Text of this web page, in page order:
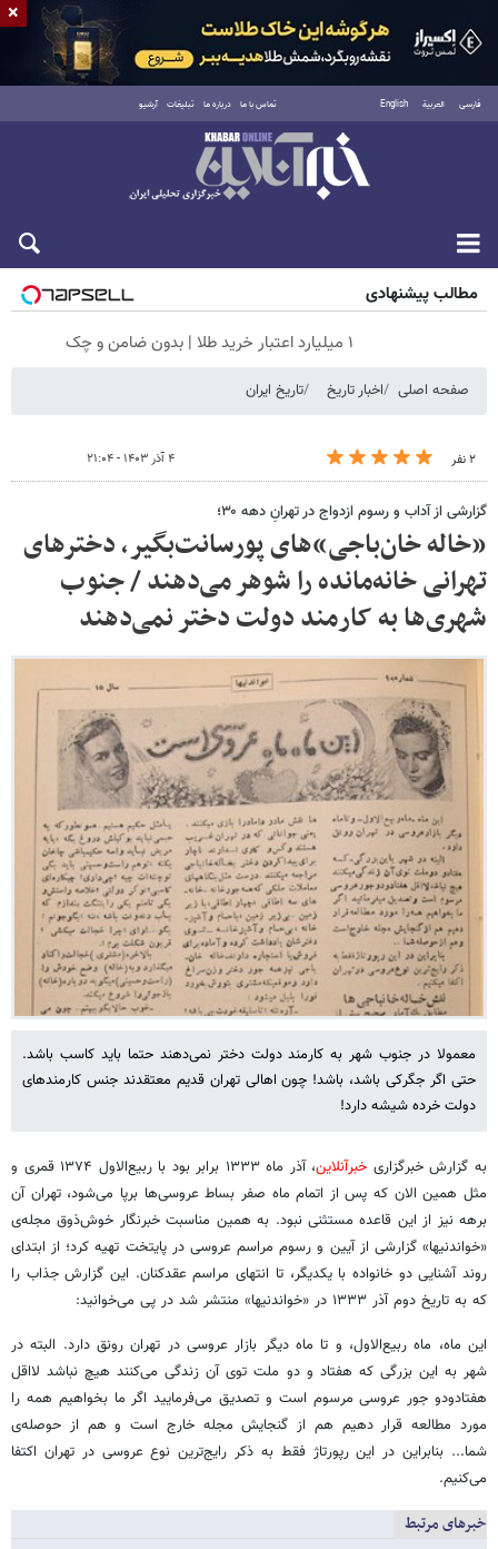
فارسی العربية English تماس با ما درباره ما تبلیغات آرشیو
پنجشنبه ۱۵ مرداد ۱۴۰۵
مطالب پیشنهادی
۱ میلیارد اعتبار خرید طلا | بدون ضامن و چک
صفحه اصلی اخبار تاریخ تاریخ ایران
۲ نفر ۴ آذر ۱۴۰۳ - ۲۱:۰۴
گزارشی از آداب و رسوم ازدواج در تهرانِ دهه ۳۰؛
«خاله خان‌باجی»های پورسانت‌بگیر، دخترهای
تهرانی خانه‌مانده را شوهر می‌دهند / جنوب
شهری‌ها به کارمند دولت دختر نمی‌دهند
معمولا در جنوب شهر به کارمند دولت دختر نمی‌دهند حتما باید کاسب باشد.
حتی اگر جگرکی باشد، باشد! چون اهالی تهران قدیم معتقدند جنس کارمندهای
دولت خرده شیشه دارد!
به گزارش خبرگزاری خبرآنلاین
، آذر ماه ۱۳۳۳ برابر بود با ربیع‌الاول ۱۳۷۴ قمری و
مثل همین الان که پس از اتمام ماه صفر بساط عروسی‌ها برپا می‌شود، تهران آن
برهه نیز از این قاعده مستثنی نبود. به همین مناسبت خبرنگار خوش‌ذوق مجله‌ی
«خواندنیها» گزارشی از آیین و رسوم مراسم عروسی در پایتخت تهیه کرد؛ از ابتدای
روند آشنایی دو خانواده با یکدیگر، تا انتهای مراسم عقدکنان. این گزارش جذاب را
که به تاریخ دوم آذر ۱۳۳۳ در «خواندنیها» منتشر شد در پی می‌خوانید:
این ماه، ماه ربیع‌الاول، و تا ماه دیگر بازار عروسی در تهران رونق دارد. البته در
شهر به این بزرگی که هفتاد و دو ملت توی آن زندگی می‌کنند هیچ نباشد لااقل
هفتادودو جور عروسی مرسوم است و تصدیق می‌فرمایید اگر ما بخواهیم همه را
مورد مطالعه قرار دهیم هم از گنجایش مجله خارج است و هم از حوصله‌ی
شما... بنابراین در این رپورتاژ فقط به ذکر رایج‌ترین نوع عروسی در تهران اکتفا
می‌کنیم.
خبرهای مرتبط
×